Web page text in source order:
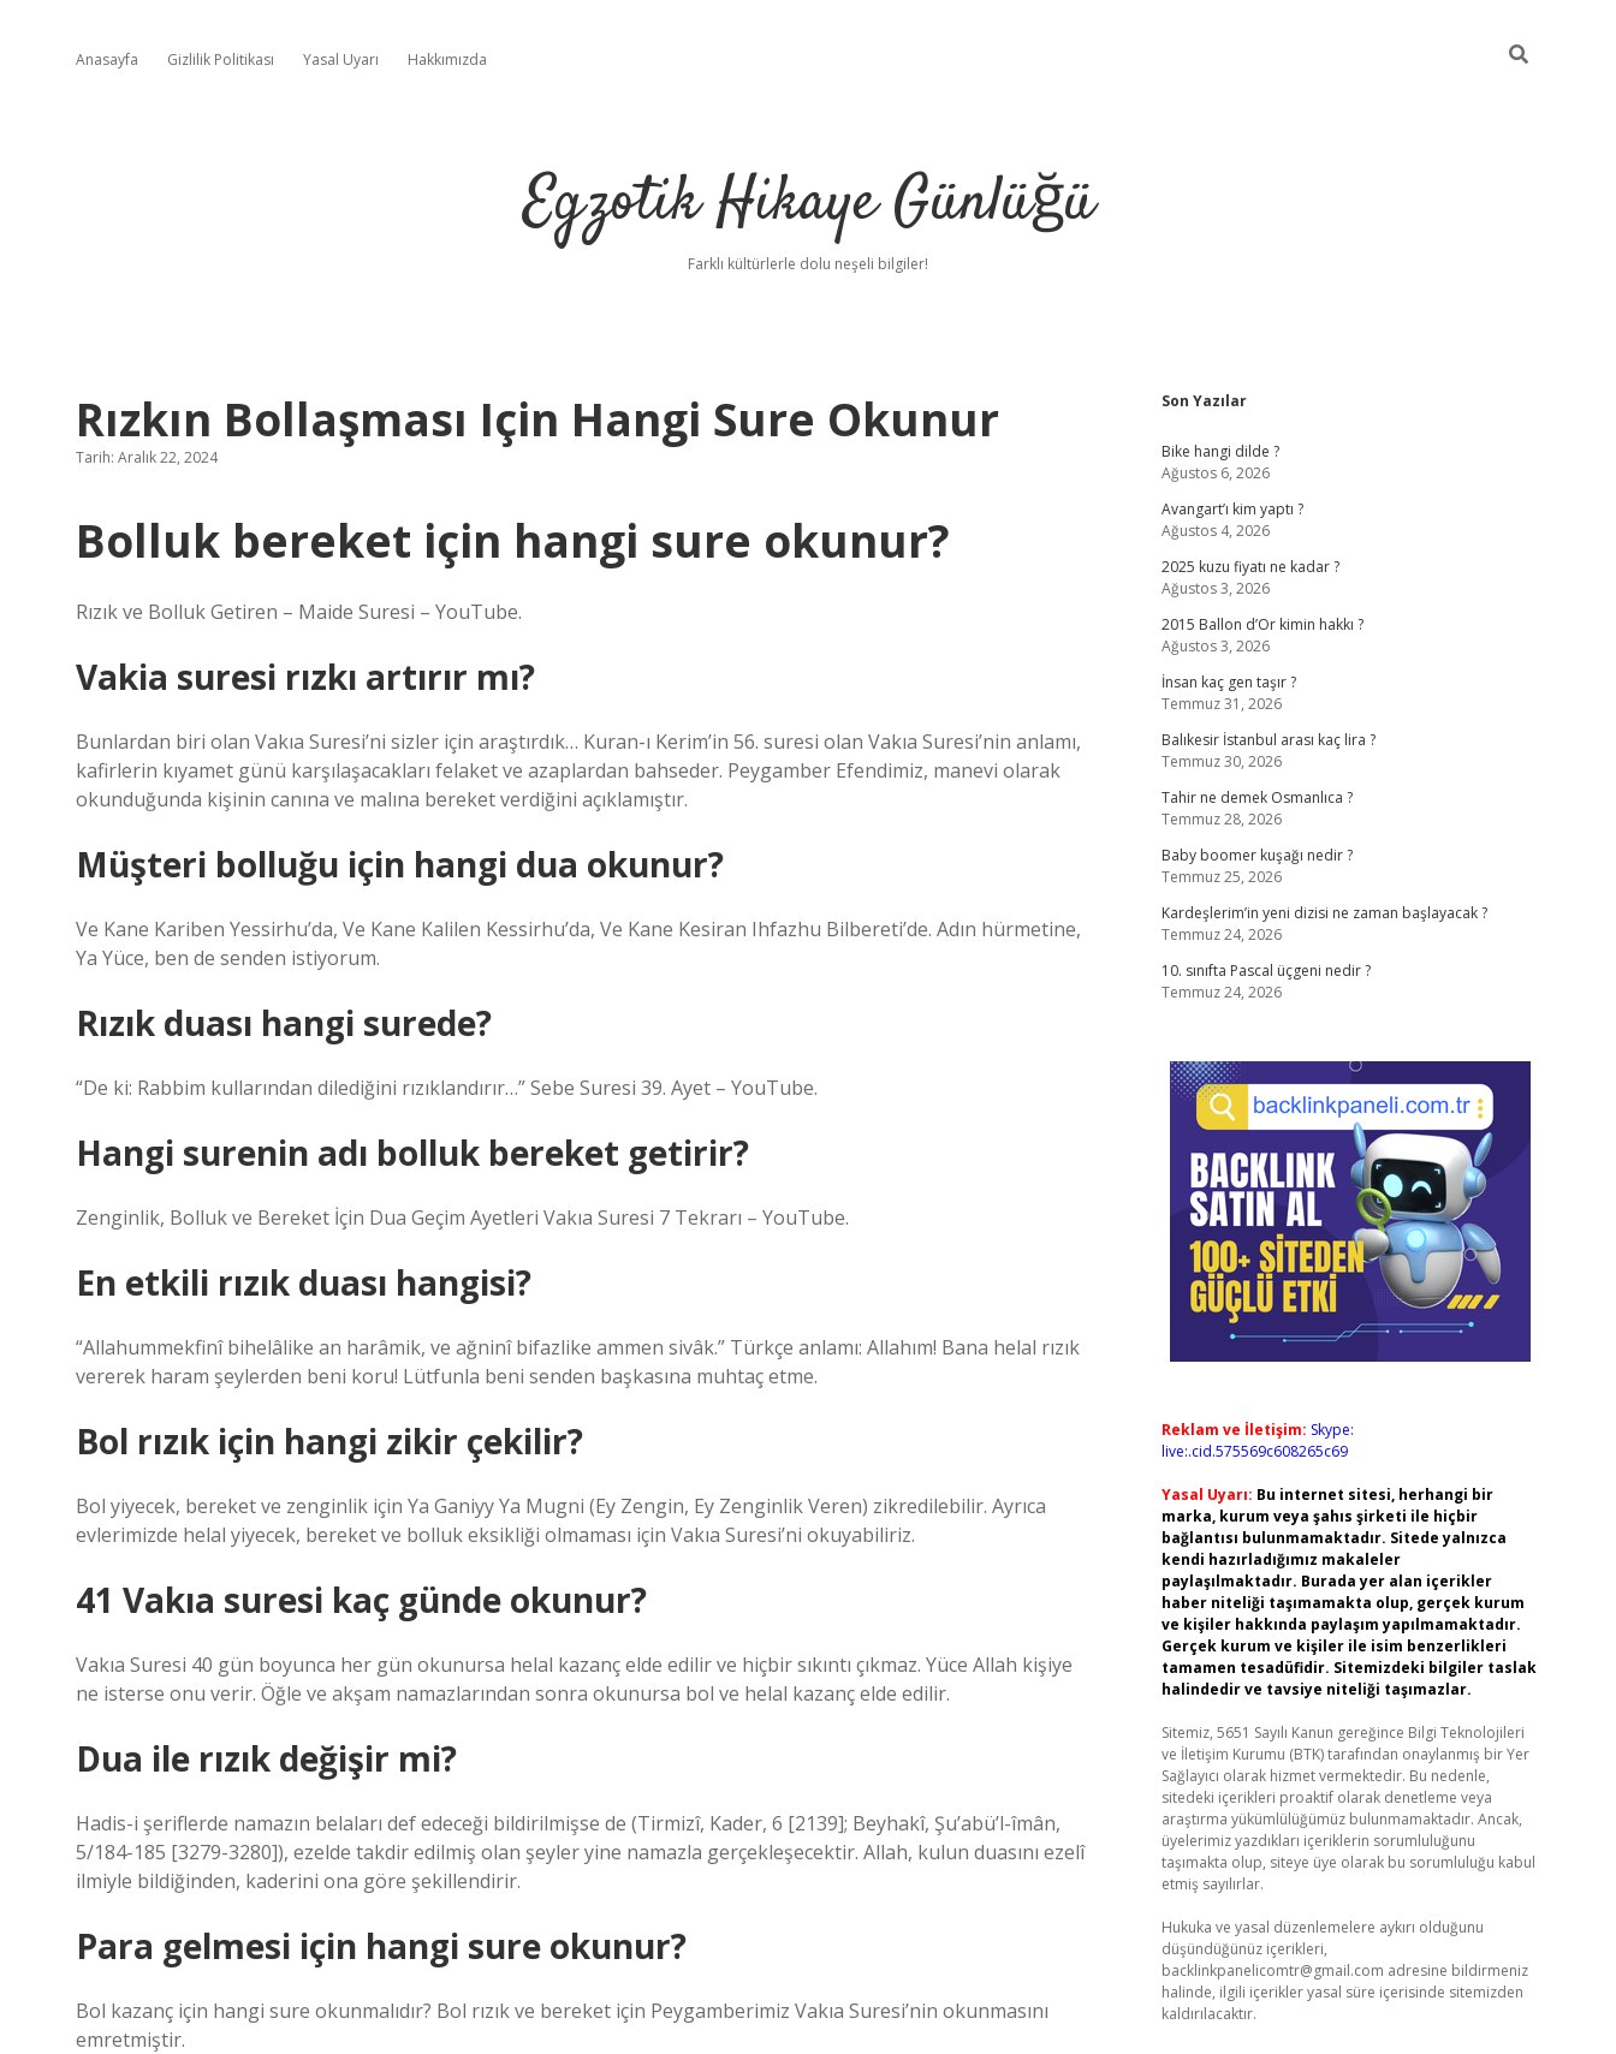
Anasayfa Gizlilik Politikası Yasal Uyarı Hakkımızda
Egzotik Hikaye Günlüğü
Farklı kültürlerle dolu neşeli bilgiler!
Rızkın Bollaşması Için Hangi Sure Okunur
Tarih: Aralık 22, 2024
Bolluk bereket için hangi sure okunur?
Rızık ve Bolluk Getiren – Maide Suresi – YouTube.
Vakia suresi rızkı artırır mı?
Bunlardan biri olan Vakıa Suresi’ni sizler için araştırdık… Kuran-ı Kerim’in 56. suresi olan Vakıa Suresi’nin anlamı,
kafirlerin kıyamet günü karşılaşacakları felaket ve azaplardan bahseder. Peygamber Efendimiz, manevi olarak
okunduğunda kişinin canına ve malına bereket verdiğini açıklamıştır.
Müşteri bolluğu için hangi dua okunur?
Ve Kane Kariben Yessirhu’da, Ve Kane Kalilen Kessirhu’da, Ve Kane Kesiran Ihfazhu Bilbereti’de. Adın hürmetine,
Ya Yüce, ben de senden istiyorum.
Rızık duası hangi surede?
“De ki: Rabbim kullarından dilediğini rızıklandırır…” Sebe Suresi 39. Ayet – YouTube.
Hangi surenin adı bolluk bereket getirir?
Zenginlik, Bolluk ve Bereket İçin Dua Geçim Ayetleri Vakıa Suresi 7 Tekrarı – YouTube.
En etkili rızık duası hangisi?
“Allahummekfinî bihelâlike an harâmik, ve ağninî bifazlike ammen sivâk.” Türkçe anlamı: Allahım! Bana helal rızık
vererek haram şeylerden beni koru! Lütfunla beni senden başkasına muhtaç etme.
Bol rızık için hangi zikir çekilir?
Bol yiyecek, bereket ve zenginlik için Ya Ganiyy Ya Mugni (Ey Zengin, Ey Zenginlik Veren) zikredilebilir. Ayrıca
evlerimizde helal yiyecek, bereket ve bolluk eksikliği olmaması için Vakıa Suresi’ni okuyabiliriz.
41 Vakıa suresi kaç günde okunur?
Vakıa Suresi 40 gün boyunca her gün okunursa helal kazanç elde edilir ve hiçbir sıkıntı çıkmaz. Yüce Allah kişiye
ne isterse onu verir. Öğle ve akşam namazlarından sonra okunursa bol ve helal kazanç elde edilir.
Dua ile rızık değişir mi?
Hadis-i şeriflerde namazın belaları def edeceği bildirilmişse de (Tirmizî, Kader, 6 [2139]; Beyhakî, Şu’abü’l-îmân,
5/184-185 [3279-3280]), ezelde takdir edilmiş olan şeyler yine namazla gerçekleşecektir. Allah, kulun duasını ezelî
ilmiyle bildiğinden, kaderini ona göre şekillendirir.
Para gelmesi için hangi sure okunur?
Bol kazanç için hangi sure okunmalıdır? Bol rızık ve bereket için Peygamberimiz Vakıa Suresi’nin okunmasını
emretmiştir.
Sidebar
Son Yazılar
Bike hangi dilde ?
Ağustos 6, 2026
Avangart’ı kim yaptı ?
Ağustos 4, 2026
2025 kuzu fiyatı ne kadar ?
Ağustos 3, 2026
2015 Ballon d’Or kimin hakkı ?
Ağustos 3, 2026
İnsan kaç gen taşır ?
Temmuz 31, 2026
Balıkesir İstanbul arası kaç lira ?
Temmuz 30, 2026
Tahir ne demek Osmanlıca ?
Temmuz 28, 2026
Baby boomer kuşağı nedir ?
Temmuz 25, 2026
Kardeşlerim’in yeni dizisi ne zaman başlayacak ?
Temmuz 24, 2026
10. sınıfta Pascal üçgeni nedir ?
Temmuz 24, 2026
Reklam ve İletişim: Skype:
live:.cid.575569c608265c69
Yasal Uyarı: Bu internet sitesi, herhangi bir
marka, kurum veya şahıs şirketi ile hiçbir
bağlantısı bulunmamaktadır. Sitede yalnızca
kendi hazırladığımız makaleler
paylaşılmaktadır. Burada yer alan içerikler
haber niteliği taşımamakta olup, gerçek kurum
ve kişiler hakkında paylaşım yapılmamaktadır.
Gerçek kurum ve kişiler ile isim benzerlikleri
tamamen tesadüfidir. Sitemizdeki bilgiler taslak
halindedir ve tavsiye niteliği taşımazlar.
Sitemiz, 5651 Sayılı Kanun gereğince Bilgi Teknolojileri
ve İletişim Kurumu (BTK) tarafından onaylanmış bir Yer
Sağlayıcı olarak hizmet vermektedir. Bu nedenle,
sitedeki içerikleri proaktif olarak denetleme veya
araştırma yükümlülüğümüz bulunmamaktadır. Ancak,
üyelerimiz yazdıkları içeriklerin sorumluluğunu
taşımakta olup, siteye üye olarak bu sorumluluğu kabul
etmiş sayılırlar.
Hukuka ve yasal düzenlemelere aykırı olduğunu
düşündüğünüz içerikleri,
backlinkpanelicomtr@gmail.com adresine bildirmeniz
halinde, ilgili içerikler yasal süre içerisinde sitemizden
kaldırılacaktır.